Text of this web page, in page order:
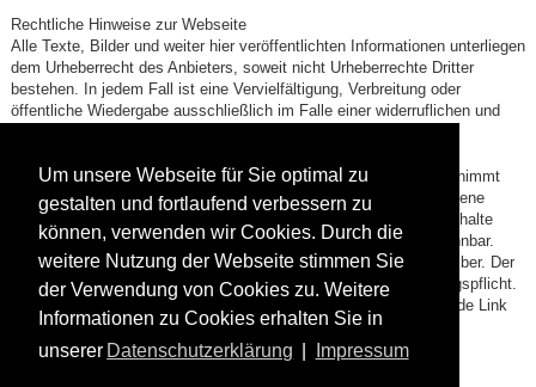
Um unsere Webseite für Sie optimal zu
gestalten und fortlaufend verbessern zu
können, verwenden wir Cookies. Durch die
weitere Nutzung der Webseite stimmen Sie
der Verwendung von Cookies zu. Weitere
Informationen zu Cookies erhalten Sie in
unserer Datenschutzerklärung Impressum
Rechtliche Hinweise zur Webseite
Alle Texte, Bilder und weiter hier veröffentlichten Informationen unterliegen
dem Urheberrecht des Anbieters, soweit nicht Urheberrechte Dritter
bestehen. In jedem Fall ist eine Vervielfältigung, Verbreitung oder
öffentliche Wiedergabe ausschließlich im Falle einer widerruflichen und
Für alle mittels Querverweis (Link) verbundenen Webinhalte übernimmt
der Anbieter keine Verantwortung, da es sich hierbei nicht um eigene
Inhalte handelt. Die verlinkten Seiten wurden auf rechtswidrige Inhalte
überprüft, zum Zeitpunkt der Verlinkung waren solche nicht erkennbar.
Verantwortlich für den Inhalt der verlinkten Seiten ist deren Betreiber. Der
Anbieter hat hierzu keine allgemeine Überwachungs- und Prüfungspflicht.
Bei Bekanntwerden einer Rechtsverletzung wird der entsprechende Link
jedoch umgehend entfernt.